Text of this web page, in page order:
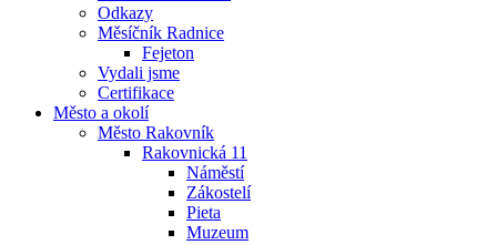
Odkazy
Měsíčník Radnice
Fejeton
Vydali jsme
Certifikace
Město a okolí
Město Rakovník
Rakovnická 11
Náměstí
Zákostelí
Pieta
Muzeum